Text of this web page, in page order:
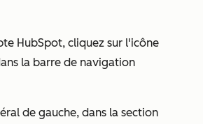
HubSpot, cliquez sur l'icône
la barre de navigation
de gauche, dans la section